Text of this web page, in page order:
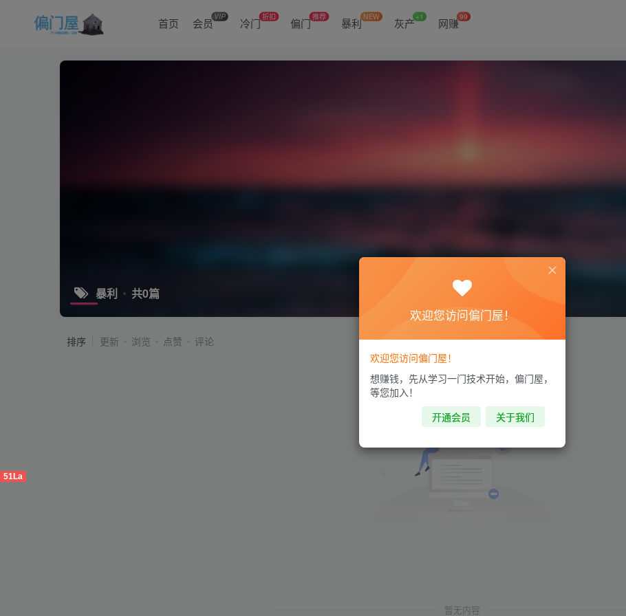
首页 会员VIP 冷门折扣 偏门推荐 暴利 NEW 灰产+1 网赚99
暴利 共0篇
排序 更新 浏览 点赞 评论
暂无内容
欢迎您访问偏门屋！
欢迎您访问偏门屋！
想赚钱，先从学习一门技术开始，偏门屋，
等您加入！
开通会员
关于我们
51La